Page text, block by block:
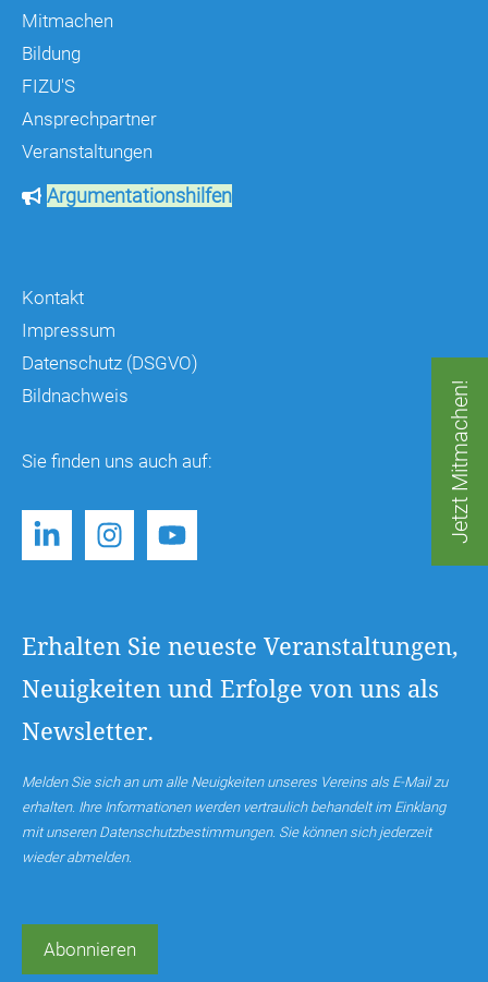
Jetzt Mitmachen!
Mitmachen
Bildung
FIZU'S
Ansprechpartner
Veranstaltungen
Argumentationshilfen
Kontakt
Impressum
Datenschutz (DSGVO)
Bildnachweis
Sie finden uns auch auf:
Erhalten Sie neueste Veranstaltungen,
Neuigkeiten und Erfolge von uns als
Newsletter.
Melden Sie sich an um alle Neuigkeiten unseres Vereins als E-Mail zu
erhalten. Ihre Informationen werden vertraulich behandelt im Einklang
mit unseren Datenschutzbestimmungen. Sie können sich jederzeit
wieder abmelden.
Abonnieren